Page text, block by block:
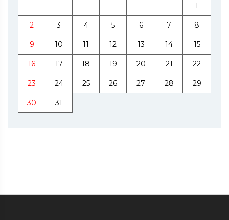
1
2 3 4 5 6 7 8
9 10 11 12 13 14 15
16 17 18 19 20 21 22
23 24 25 26 27 28 29
30 31